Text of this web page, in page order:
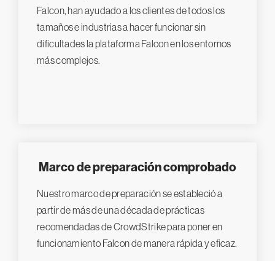
Falcon, han ayudado a los clientes de todos los
tamaños e industrias a hacer funcionar sin
dificultades la plataforma Falcon en los entornos
más complejos.
Marco de preparación comprobado
Nuestro marco de preparación se estableció a
partir de más de una década de prácticas
recomendadas de CrowdStrike para poner en
funcionamiento Falcon de manera rápida y eficaz.